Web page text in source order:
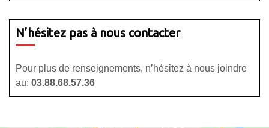
N’hésitez pas à nous contacter
Pour plus de renseignements, n’hésitez à nous joindre
au: 03.88.68.57.36